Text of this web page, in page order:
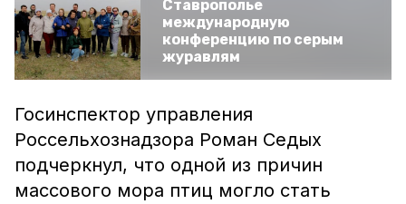
Ставрополье
международную
конференцию по серым
журавлям
Госинспектор управления
Россельхознадзора Роман Седых
подчеркнул, что одной из причин
массового мора птиц могло стать